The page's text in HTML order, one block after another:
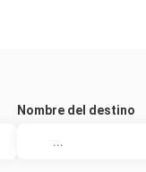
Nombre del destino